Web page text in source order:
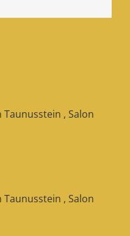
Taunusstein , Salon
Taunusstein , Salon